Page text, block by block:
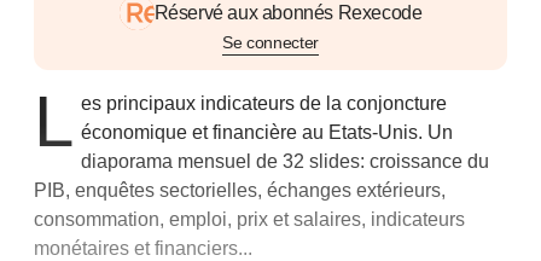
Réservé aux abonnés Rexecode
Se connecter
L es principaux indicateurs de la conjoncture
économique et financière au Etats-Unis. Un
diaporama mensuel de 32 slides: croissance du
PIB, enquêtes sectorielles, échanges extérieurs,
consommation, emploi, prix et salaires, indicateurs
monétaires et financiers...